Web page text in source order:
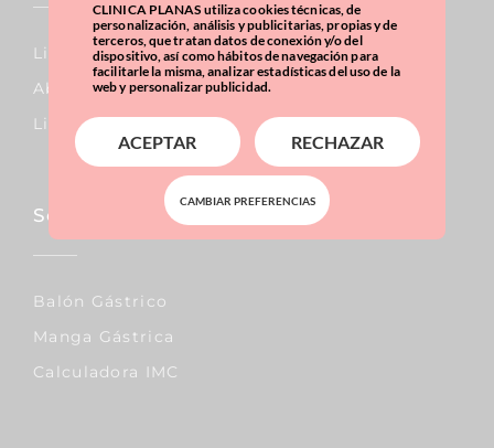
Lipo Vaser
Abdominoplastia
Liposucción
Sobrepeso & Obesidad
Balón Gástrico
Manga Gástrica
Calculadora IMC
CLINICA PLANAS utiliza cookies técnicas, de
personalización, análisis y publicitarias, propias y de
terceros, que tratan datos de conexión y/o del
dispositivo, así como hábitos de navegación para
facilitarle la misma, analizar estadísticas del uso de la
web y personalizar publicidad.
ACEPTAR RECHAZAR
CAMBIAR PREFERENCIAS